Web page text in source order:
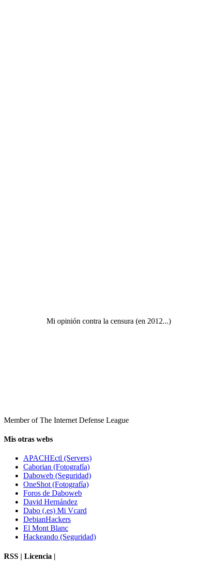
Mi opinión contra la censura (en 2012...)
Member of The Internet Defense League
Mis otras webs
APACHEctl (Servers)
Caborian (Fotografía)
Daboweb (Seguridad)
OneShot (Fotografía)
Foros de Daboweb
David Hernández
Dabo (.es) Mi Vcard
DebianHackers
El Mont Blanc
Hackeando (Seguridad)
RSS | Licencia |